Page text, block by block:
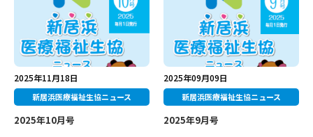
2025年11月18日
新居浜医療福祉生協ニュース
2025年10月号
2025年09月09日
新居浜医療福祉生協ニュース
2025年9月号